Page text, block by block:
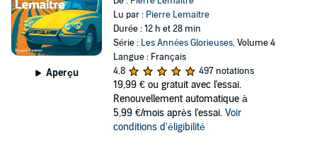
Aperçu
Lu par : Pierre Lemaitre
Durée : 12 h et 28 min
Série : Les Années Glorieuses, Volume 4
Langue : Français
4,8
497 notations
19,99 € ou gratuit avec l'essai.
Renouvellement automatique à
5,99 €/mois après l'essai. Voir
conditions d'éligibilité